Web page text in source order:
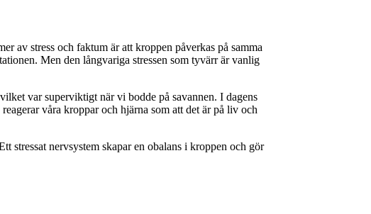
av stress och faktum är att kroppen påverkas på samma
Men den långvariga stressen som tyvärr är vanlig
var superviktigt när vi bodde på savannen. I dagens
våra kroppar och hjärna som att det är på liv och
stressat nervsystem skapar en obalans i kroppen och gör